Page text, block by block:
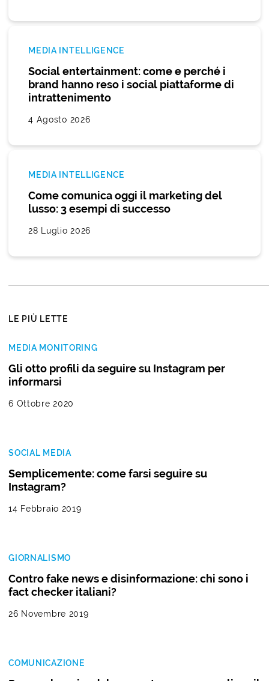
MEDIA INTELLIGENCE
Social entertainment: come e perché i
brand hanno reso i social piattaforme di
intrattenimento
4 Agosto 2026
MEDIA INTELLIGENCE
Come comunica oggi il marketing del
lusso: 3 esempi di successo
28 Luglio 2026
LE PIÙ LETTE
MEDIA MONITORING
Gli otto profili da seguire su Instagram per
informarsi
6 Ottobre 2020
SOCIAL MEDIA
Semplicemente: come farsi seguire su
Instagram?
14 Febbraio 2019
GIORNALISMO
Contro fake news e disinformazione: chi sono i
fact checker italiani?
26 Novembre 2019
COMUNICAZIONE